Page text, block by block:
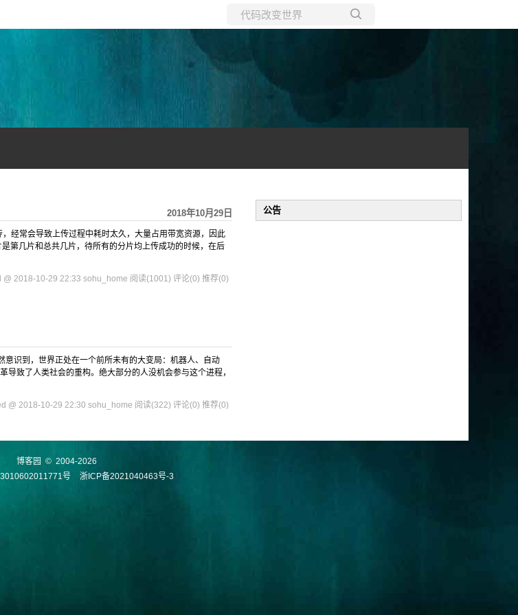
2018年10月29日
经常会导致上传过程中耗时太久，大量占用带宽资源，因此
第几片和总共几片，待所有的分片均上传成功的时候，在后
@ 2018-10-29 22:33 sohu_home 阅读(1001) 评论(0) 推荐(0)
识到，世界正处在一个前所未有的大变局：机器人、自动
致了人类社会的重构。绝大部分的人没机会参与这个进程，
@ 2018-10-29 22:30 sohu_home 阅读(322) 评论(0) 推荐(0)
公告
博客园 © 2004-2026
号
浙ICP备2021040463号-3